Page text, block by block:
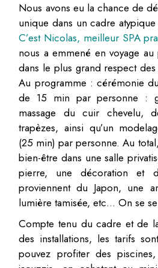
Nous avons eu la chance de
unique dans un cadre atypique
C’est Nicolas, meilleur SPA
nous a emmené en voyage
dans le plus grand respect
Au programme : cérémonie
de 15 min par personne :
massage du cuir chevelu,
trapèzes, ainsi qu’un
(25 min) par personne. Au
bien-être dans une salle
pierre, une décoration et
proviennent du Japon, une
lumière tamisée, etc… On se
Compte tenu du cadre et de
des installations, les tarifs
pouvez profiter des